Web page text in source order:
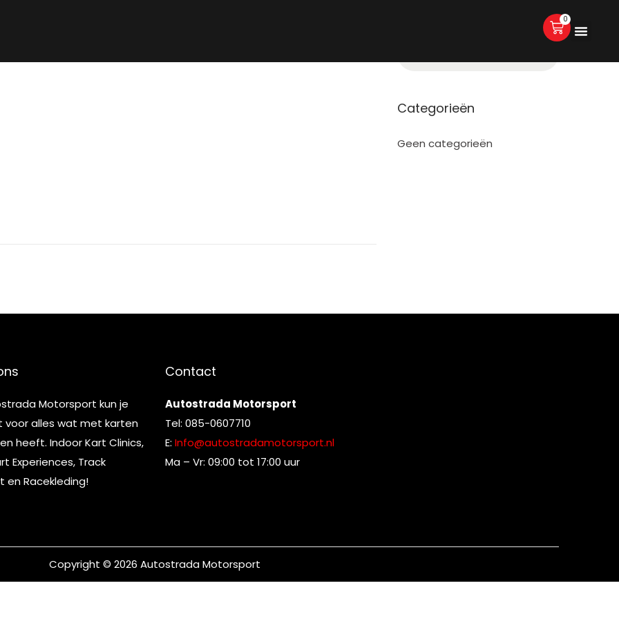
0
Categorieën
Geen categorieën
Motorsport kun je
voor alles wat met karten
heeft. Indoor Kart Clinics,
Experiences, Track
en Racekleding!
Contact
Autostrada Motorsport
Tel: 085-0607710
E: Info@autostradamotorsport.nl
Ma – Vr: 09:00 tot 17:00 uur
Copyright © 2026 Autostrada Motorsport